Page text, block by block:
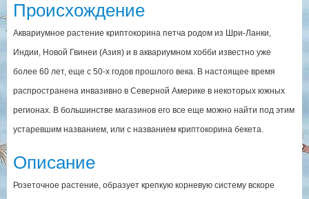
Происхождение
Аквариумное растение криптокорина петча родом из Шри-Ланки,
Индии, Новой Гвинеи (Азия) и в аквариумном хобби известно уже
более 60 лет, еще с 50-х годов прошлого века. В настоящее время
распространена инвазивно в Северной Америке в некоторых южных
регионах. В большинстве магазинов его все еще можно найти под этим
устаревшим названием, или с названием криптокорина бекета.
Описание
Розеточное растение, образует крепкую корневую систему вскоре